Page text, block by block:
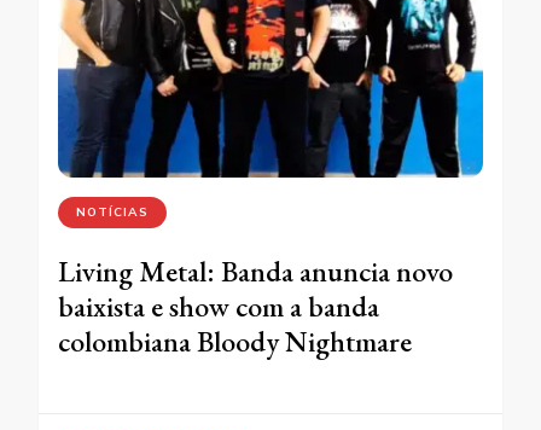
NOTÍCIAS
Living Metal: Banda anuncia novo
baixista e show com a banda
colombiana Bloody Nightmare